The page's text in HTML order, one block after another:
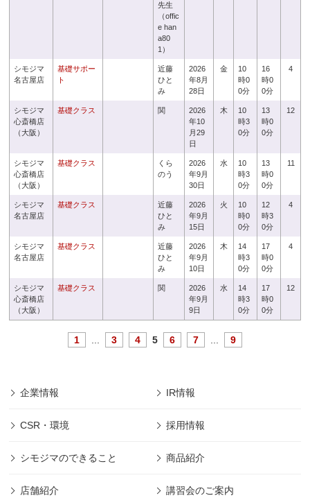
先生
（offic
e han
a80
1）
シモジマ
名古屋店
基礎サポー
ト
近藤
ひと
み
2026
年8月
28日
金
10
時0
0分
16
時0
0分
4
シモジマ
心斎橋店
（大阪）
基礎クラス 関
2026
年10
月29
日
木
10
時3
0分
13
時0
0分
12
シモジマ
心斎橋店
（大阪）
基礎クラス
くら
のう
2026
年9月
30日
水
10
時3
0分
13
時0
0分
11
シモジマ
名古屋店
基礎クラス
近藤
ひと
み
2026
年9月
15日
火
10
時0
0分
12
時3
0分
4
シモジマ
名古屋店
基礎クラス
近藤
ひと
み
2026
年9月
10日
木
14
時3
0分
17
時0
0分
4
シモジマ
心斎橋店
（大阪）
基礎クラス 関
2026
年9月
9日
水
14
時3
0分
17
時0
0分
12
1 3 4 5 6 7 9
企業情報 IR情報
CSR・環境 採用情報
シモジマのできること 商品紹介
店舗紹介 講習会のご案内